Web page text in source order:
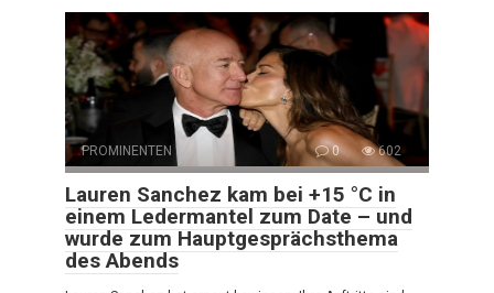
PROMINENTEN 0 602
Lauren Sanchez kam bei +15 °C in
einem Ledermantel zum Date – und
wurde zum Hauptgesprächsthema
des Abends